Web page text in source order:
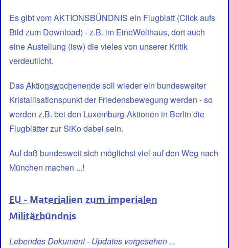
Es gibt vom AKTIONSBÜNDNIS ein Flugblatt (Click aufs
Bild zum Download) - z.B. im EineWelthaus, dort auch
eine Austellung (isw) die vieles von unserer Kritik
verdeutlicht.
DasAktionswochenendesoll wieder ein bundesweiter
Kristallisationspunkt der Friedensbewegung werden - so
werden z.B. bei den Luxemburg-Aktionen in Berlin die
Flugblätter zur SiKo dabei sein.
Auf daß bundesweit sich möglichst viel auf den Weg nach
München machen ...!
EU - Materialien zum imperialen
Militärbündnis
Lebendes Dokument - Updates vorgesehen ...